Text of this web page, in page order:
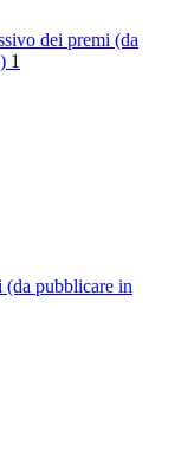
dei premi (da
1
pubblicare in